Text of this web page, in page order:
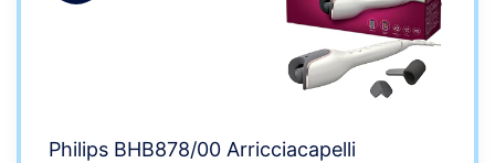
Philips BHB878/00 Arricciacapelli